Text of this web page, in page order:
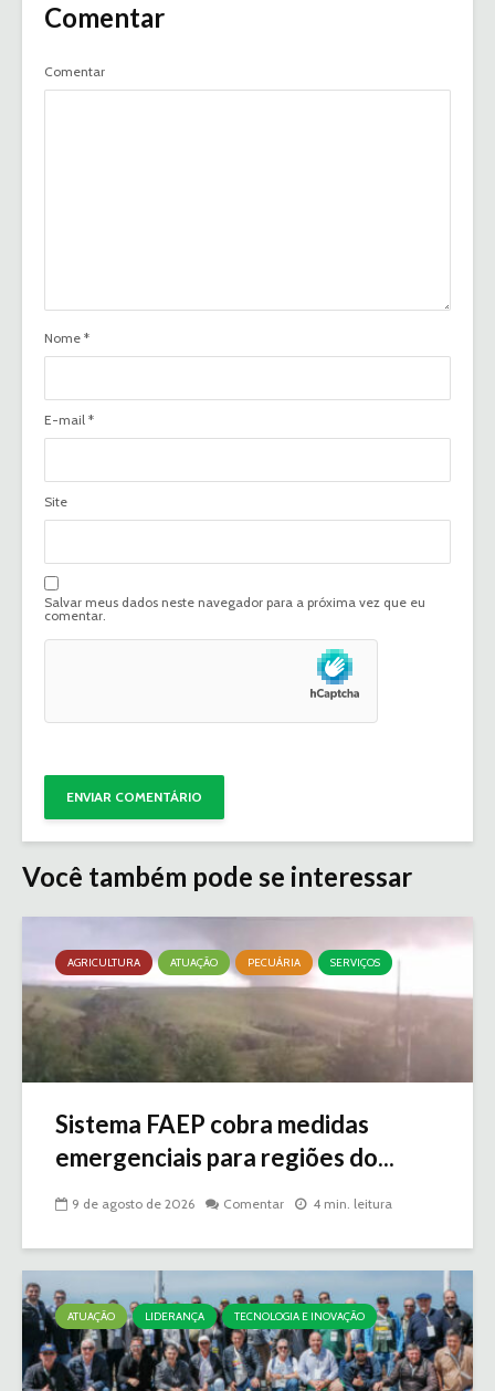
Comentar
Comentar
Nome *
E-mail *
Site
Salvar meus dados neste navegador para a próxima vez que eu
comentar.
Você também pode se interessar
AGRICULTURA ATUAÇÃO PECUÁRIA SERVIÇOS
Sistema FAEP cobra medidas
emergenciais para regiões do...
9 de agosto de 2026 Comentar 4 min. leitura
ATUAÇÃO LIDERANÇA TECNOLOGIA E INOVAÇÃO